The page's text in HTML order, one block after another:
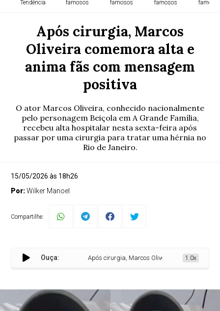
Tendência famosos famosos famosos
Após cirurgia, Marcos
Oliveira comemora alta e
anima fãs com mensagem
positiva
O ator Marcos Oliveira, conhecido nacionalmente
pelo personagem Beiçola em A Grande Família,
recebeu alta hospitalar nesta sexta-feira após
passar por uma cirurgia para tratar uma hérnia no
Rio de Janeiro.
15/05/2026 às 18h26
Por:Wilker Manoel
Compartilhe:
Ouça: Após cirurgia, Marcos Oliveira comemora alta e
1.0x